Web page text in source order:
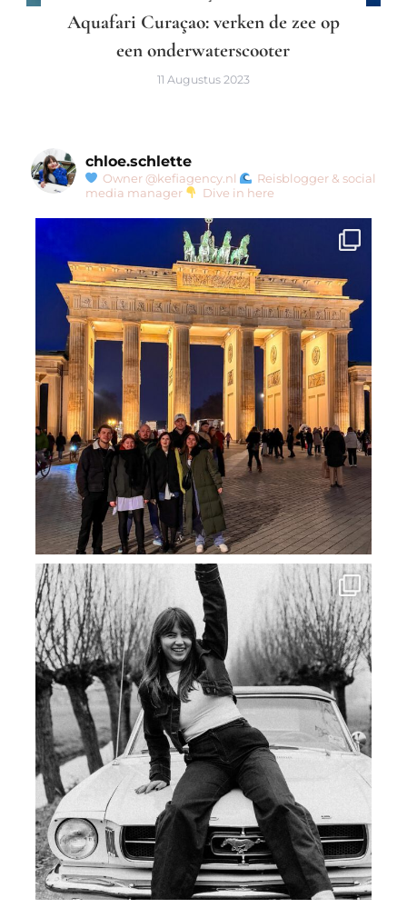
Aquafari Curaçao: verken de zee op
een onderwaterscooter
11 Augustus 2023
chloe.schlette
Owner @kefiagency.nl
Reisblogger & social
media manager
Dive in here